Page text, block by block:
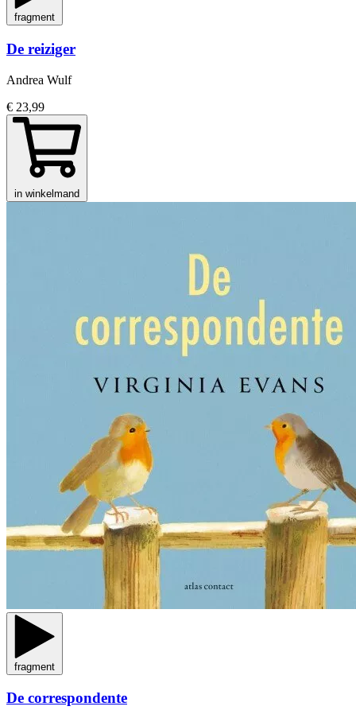
fragment
De reiziger
Andrea Wulf
€ 23,99
in winkelmand
fragment
De correspondente